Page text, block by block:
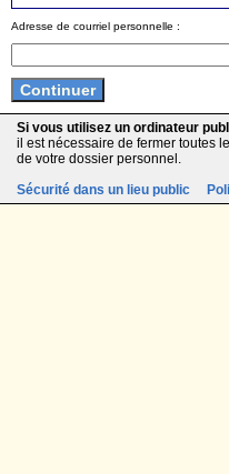
Adresse de courriel personnelle :
Si vous utilisez un ordinateur
il est nécessaire de fermer toutes
de votre dossier personnel.
Sécurité dans un lieu public